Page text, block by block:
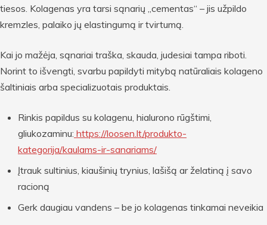
tiesos. Kolagenas yra tarsi sąnarių „cementas“ – jis užpildo
kremzles, palaiko jų elastingumą ir tvirtumą.
Kai jo mažėja, sąnariai traška, skauda, judesiai tampa riboti.
Norint to išvengti, svarbu papildyti mitybą natūraliais kolageno
šaltiniais arba specializuotais produktais.
Rinkis papildus su kolagenu, hialurono rūgštimi,
gliukozaminu: https://loosen.lt/produkto-
kategorija/kaulams-ir-sanariams/
Įtrauk sultinius, kiaušinių trynius, lašišą ar želatiną į savo
racioną
Gerk daugiau vandens – be jo kolagenas tinkamai neveikia